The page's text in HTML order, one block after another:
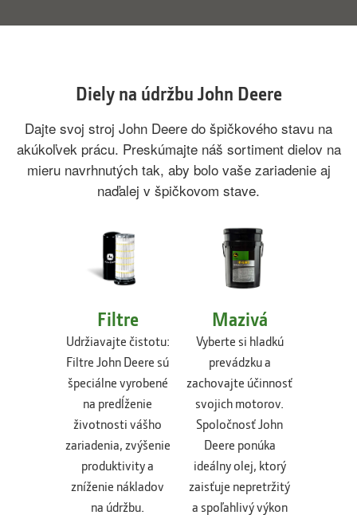
Diely na údržbu John Deere
Dajte svoj stroj John Deere do špičkového stavu na
akúkoľvek prácu. Preskúmajte náš sortiment dielov na
mieru navrhnutých tak, aby bolo vaše zariadenie aj
naďalej v špičkovom stave.
Filtre
Udržiavajte čistotu:
Filtre John Deere sú
špeciálne vyrobené
na predĺženie
životnosti vášho
zariadenia, zvýšenie
produktivity a
zníženie nákladov
na údržbu.
Mazivá
Vyberte si hladkú
prevádzku a
zachovajte účinnosť
svojich motorov.
Spoločnosť John
Deere ponúka
ideálny olej, ktorý
zaisťuje nepretržitý
a spoľahlivý výkon